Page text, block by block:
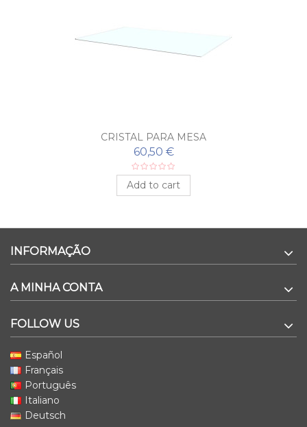
CRISTAL PARA MESA
60,50 €
Add to cart
INFORMAÇÃO
A MINHA CONTA
FOLLOW US
Español
Français
Português
Italiano
Deutsch